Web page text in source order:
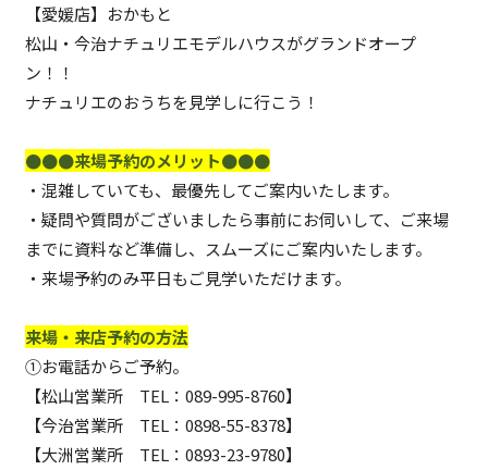
【愛媛店】おかもと
松山・今治ナチュリエモデルハウスがグランドオープ
ン！！
ナチュリエのおうちを見学しに行こう！
●●●来場予約のメリット●●●
・混雑していても、最優先してご案内いたします。
・疑問や質問がございましたら事前にお伺いして、ご来場
までに資料など準備し、スムーズにご案内いたします。
・来場予約のみ平日もご見学いただけます。
来場・来店予約の方法
①お電話からご予約。
【松山営業所 TEL：089-995-8760】
【今治営業所 TEL：0898-55-8378】
【大洲営業所 TEL：0893-23-9780】